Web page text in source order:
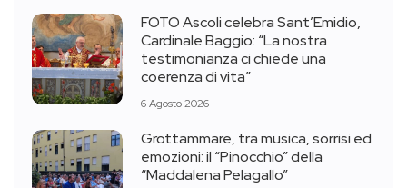
FOTO Ascoli celebra Sant’Emidio,
Cardinale Baggio: “La nostra
testimonianza ci chiede una
coerenza di vita”
6 Agosto 2026
Grottammare, tra musica, sorrisi ed
emozioni: il “Pinocchio” della
“Maddalena Pelagallo”